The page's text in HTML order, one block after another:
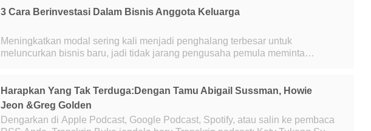
3 Cara Berinvestasi Dalam Bisnis Anggota Keluarga
Meningkatkan modal sering kali menjadi penghalang terbesar untuk
meluncurkan bisnis baru, jadi tidak jarang pengusaha pemula meminta
Harapkan Yang Tak Terduga:Dengan Tamu Abigail Sussman, Howie
Jeon &Greg Golden
Dengarkan di Apple Podcast, Google Podcast, Spotify, atau salin ke pembaca